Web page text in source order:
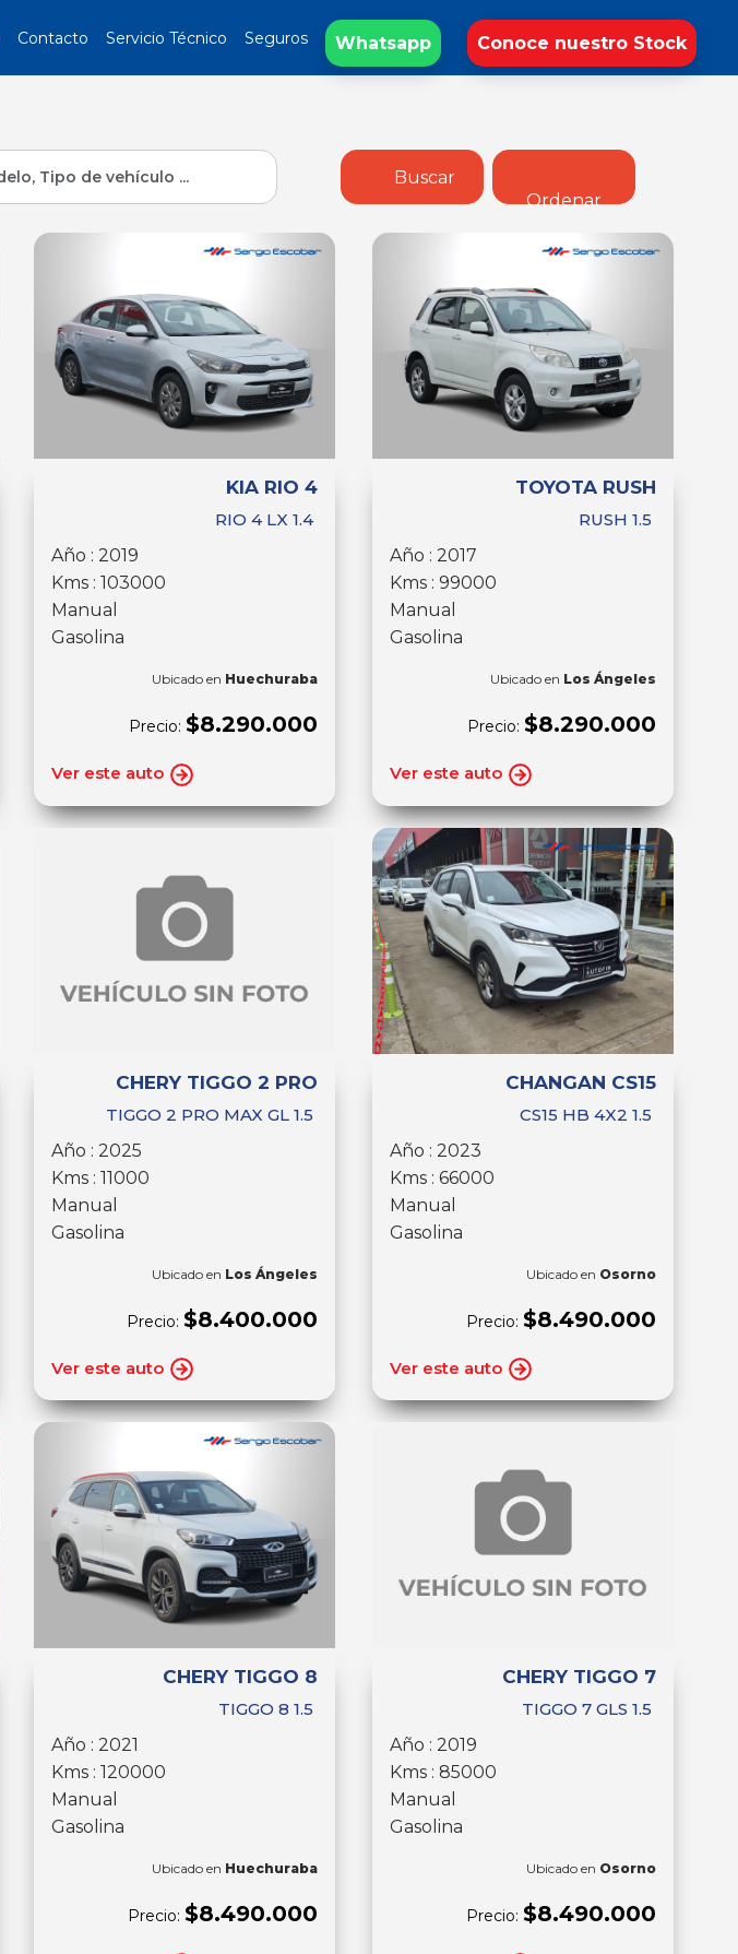
Contacto Servicio Técnico Seguros Whatsapp Conoce nuestro Stock
Buscar
Ordenar
KIA RIO 4
RIO 4 LX 1.4
Año : 2019
Kms : 103000
Manual
Gasolina
Ubicado en Huechuraba
Precio: $8.290.000
Ver este auto
TOYOTA RUSH
RUSH 1.5
Año : 2017
Kms : 99000
Manual
Gasolina
Ubicado en Los Ángeles
Precio: $8.290.000
Ver este auto
CHERY TIGGO 2 PRO
TIGGO 2 PRO MAX GL 1.5
Año : 2025
Kms : 11000
Manual
Gasolina
Ubicado en Los Ángeles
Precio: $8.400.000
Ver este auto
CHANGAN CS15
CS15 HB 4X2 1.5
Año : 2023
Kms : 66000
Manual
Gasolina
Ubicado en Osorno
Precio: $8.490.000
Ver este auto
CHERY TIGGO 8
TIGGO 8 1.5
Año : 2021
Kms : 120000
Manual
Gasolina
Ubicado en Huechuraba
Precio: $8.490.000
CHERY TIGGO 7
TIGGO 7 GLS 1.5
Año : 2019
Kms : 85000
Manual
Gasolina
Ubicado en Osorno
Precio: $8.490.000